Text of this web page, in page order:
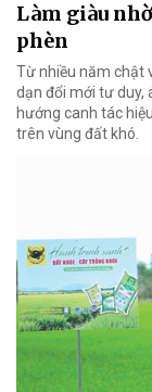
Làm giàu
phèn
Từ nhiều năm chật
dạn đổi mới tư duy,
hướng canh tác
trên vùng đất khó.